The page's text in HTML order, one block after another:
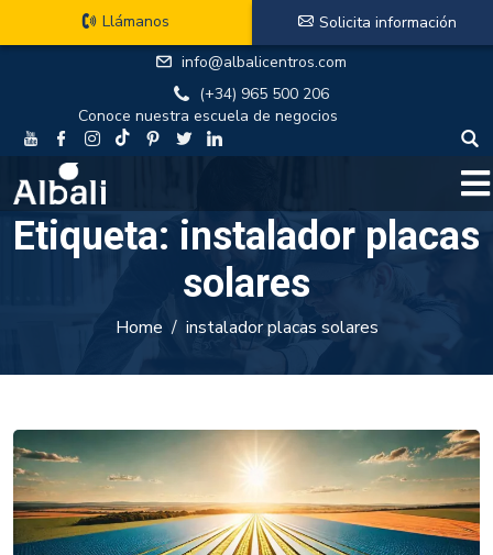
info@albalicentros.com
(+34) 965 500 206
Conoce nuestra escuela de negocios
Llámanos Solicita información
Etiqueta: instalador placas
solares
Home instalador placas solares